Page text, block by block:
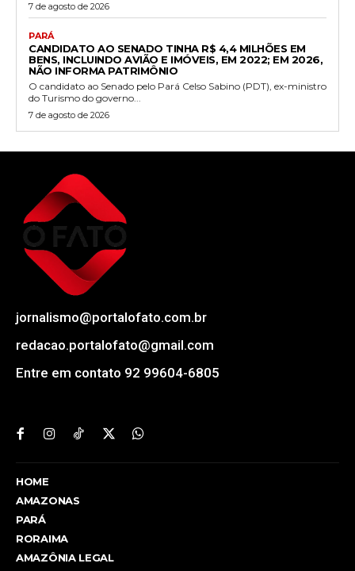
7 de agosto de 2026
PARÁ
CANDIDATO AO SENADO TINHA R$ 4,4 MILHÕES EM
BENS, INCLUINDO AVIÃO E IMÓVEIS, EM 2022; EM 2026,
NÃO INFORMA PATRIMÔNIO
O candidato ao Senado pelo Pará Celso Sabino (PDT), ex-ministro
do Turismo do governo...
7 de agosto de 2026
jornalismo@portalofato.com.br
redacao.portalofato@gmail.com
Entre em contato 92 99604-6805
HOME
AMAZONAS
PARÁ
RORAIMA
AMAZÔNIA LEGAL